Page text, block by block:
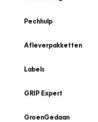
Pechhulp
Afleverpakketten
Labels
GRIP Expert
GroenGedaan